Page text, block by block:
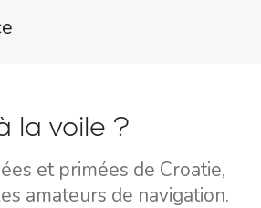
la voile ?
et primées de Croatie,
amateurs de navigation.